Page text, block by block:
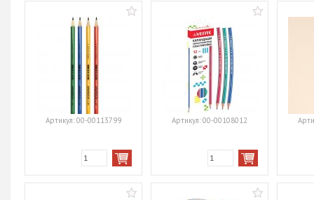
Артикул: 00-00113799 Артикул: 00-00108012